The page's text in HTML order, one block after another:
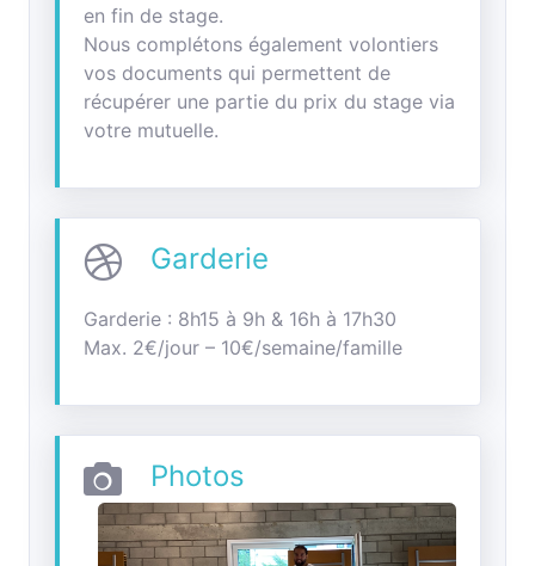
en fin de stage.
Nous complétons également volontiers
vos documents qui permettent de
récupérer une partie du prix du stage via
votre mutuelle.
Garderie
Garderie : 8h15 à 9h & 16h à 17h30
Max. 2€/jour – 10€/semaine/famille
Photos